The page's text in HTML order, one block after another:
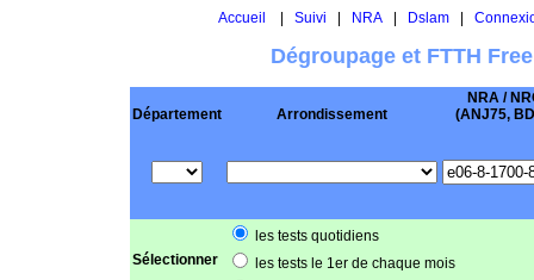
Accueil Suivi NRA| Dslam|
Dégroupage et FTTH
Département Arrondissement
NRA /
(ANJ75,
Sélectionner
les tests quotidiens
les tests le 1er de chaque mois